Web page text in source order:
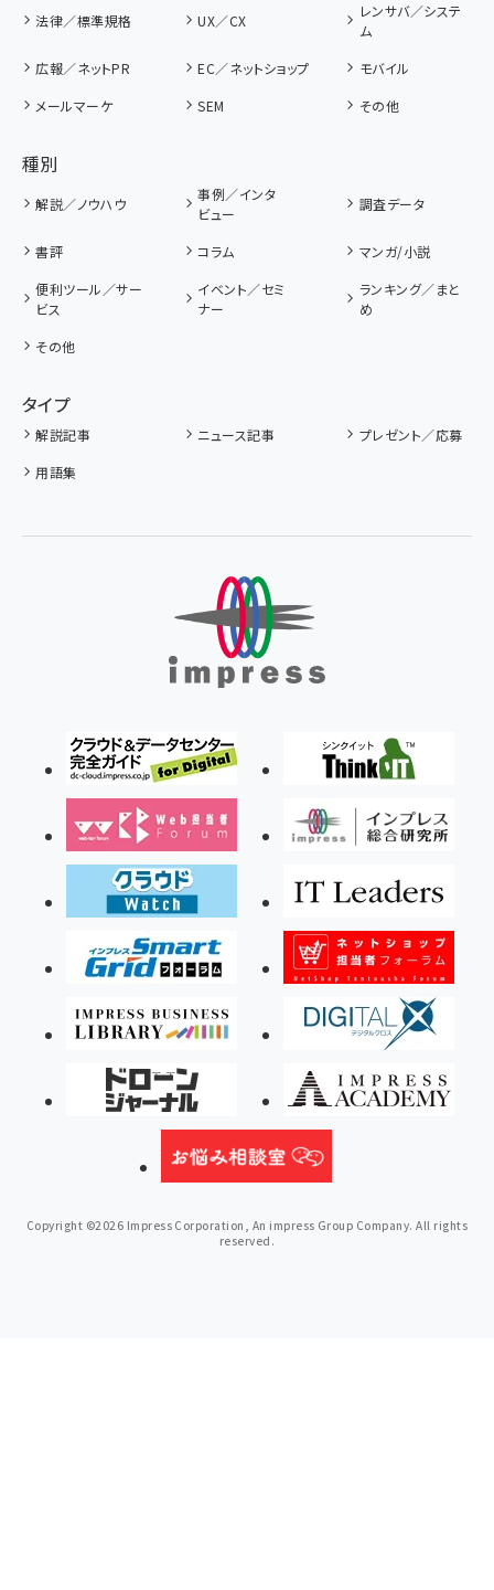
法律／標準規格 UX／CX
レンサバ／システ
ム
広報／ネットPR
EC／ネットショップ
モバイル
メールマーケ
SEM その他
種別
解説／ノウハウ
事例／インタ
ビュー
調査データ
書評 コラム
マンガ/小説
便利ツール／サー
ビス
イベント／セミ
ナー
ランキング／まと
め
その他
タイプ
解説記事 ニュース記事
プレゼント／応募
用語集
Copyright ©2026 Impress Corporation, An impress Group Company. All rights
reserved.